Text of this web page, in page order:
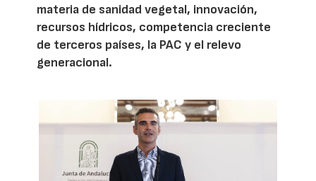
materia de sanidad vegetal, innovación,
recursos hídricos, competencia creciente
de terceros países, la PAC y el relevo
generacional.